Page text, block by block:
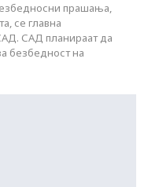
прашања,
се главна
САД планираат да
безбедност на